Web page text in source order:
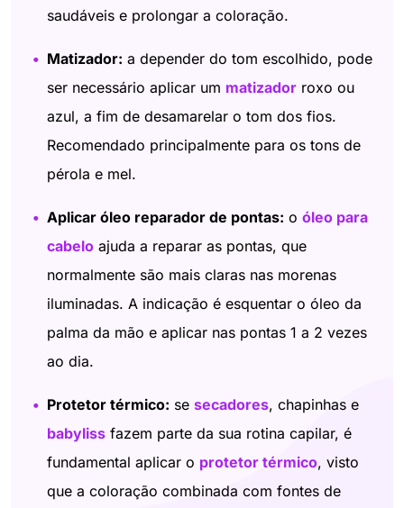
saudáveis e prolongar a coloração.
Matizador: a depender do tom escolhido, pode
ser necessário aplicar um matizador roxo ou
azul, a fim de desamarelar o tom dos fios.
Recomendado principalmente para os tons de
pérola e mel.
Aplicar óleo reparador de pontas: o óleo para
cabelo ajuda a reparar as pontas, que
normalmente são mais claras nas morenas
iluminadas. A indicação é esquentar o óleo da
palma da mão e aplicar nas pontas 1 a 2 vezes
ao dia.
Protetor térmico: se secadores, chapinhas e
babyliss fazem parte da sua rotina capilar, é
fundamental aplicar o protetor térmico, visto
que a coloração combinada com fontes de